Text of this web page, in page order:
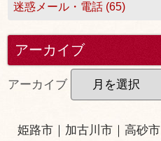
迷惑メール・電話 (65)
アーカイブ
アーカイブ
姫路市 ｜ 加古川市 ｜高砂市